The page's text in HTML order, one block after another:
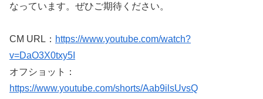
なっています。ぜひご期待ください。
CM URL： https://www.youtube.com/watch?
v=DaO3X0txy5I
オフショット：
https://www.youtube.com/shorts/Aab9ilsUvsQ